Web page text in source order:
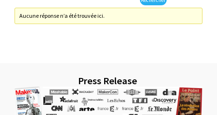
Aucune réponse n’a été trouvée ici.
Press Release